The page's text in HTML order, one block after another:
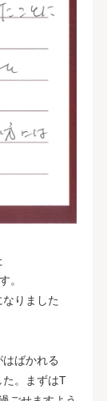
。
りました
ばかれる
た。まずはT